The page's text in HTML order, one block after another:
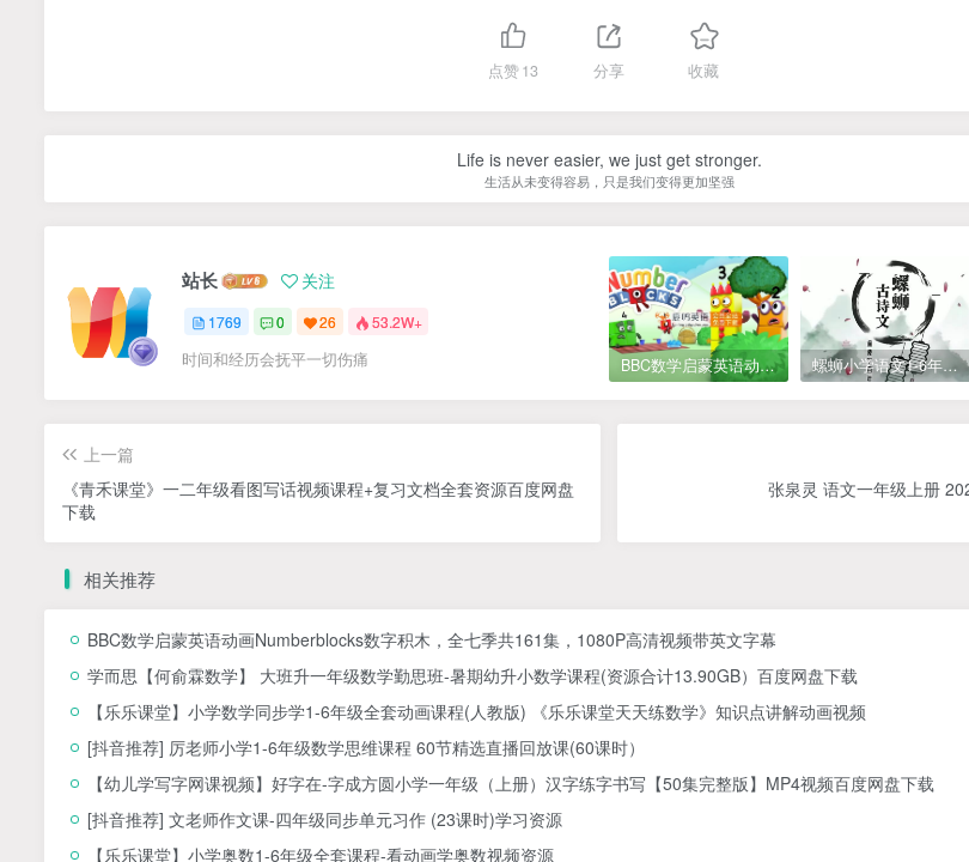
点赞13 分享 收藏
Life is never easier, we just get stronger.
生活从未变得容易，只是我们变得更加坚强
站长 关注
1769 0 26 53.2W+
时间和经历会抚平一切伤痛 BBC数学启蒙英语动画Numberblocks数字积木，全七季共161集，1080P高清视频带英文字幕 螺蛳小学语文1-6年级《小学古诗文》课程视频
上一篇
《青禾课堂》一二年级看图写话视频课程+复习文档全套资源百度网盘
下载
张泉灵 语文一年级上册
相关推荐
BBC数学启蒙英语动画Numberblocks数字积木，全七季共161集，1080P高清视频带英文字幕
学而思【何俞霖数学】 大班升一年级数学勤思班-暑期幼升小数学课程(资源合计13.90GB）百度网盘下载
【乐乐课堂】小学数学同步学1-6年级全套动画课程(人教版) 《乐乐课堂天天练数学》知识点讲解动画视频
[抖音推荐] 厉老师小学1-6年级数学思维课程 60节精选直播回放课(60课时）
【幼儿学写字网课视频】好字在-字成方圆小学一年级（上册）汉字练字书写【50集完整版】MP4视频百度网盘下载
[抖音推荐] 文老师作文课-四年级同步单元习作 (23课时)学习资源
【乐乐课堂】小学奥数1-6年级全套课程-看动画学奥数视频资源